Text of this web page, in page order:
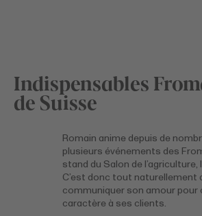
Indispensables
de Suisse
Romain anime depuis de
plusieurs événements des
stand du Salon de l’agriculture,
C’est donc tout naturellement
communiquer son amour pour
caractère à ses clients.